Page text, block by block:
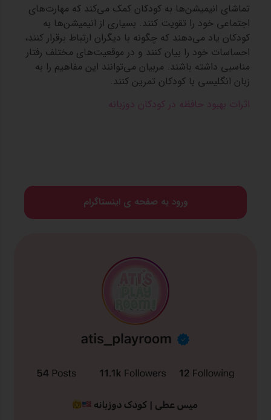
تماشای انیمیشن‌ها به کودکان کمک می‌کند که مهارت‌های
اجتماعی خود را تقویت کنند. بسیاری از انیمیشن‌ها به
کودکان یاد می‌دهند که چگونه با دیگران ارتباط برقرار کنند،
احساسات خود را بیان کنند و در موقعیت‌های مختلف رفتار
مناسبی داشته باشند. مربیان می‌توانند این مفاهیم را به
زبان انگلیسی با کودکان تمرین کنند.
اثرات بهبود حافظه در کودکان دوزبانه
ورود به صفحه ی اینستاگرام